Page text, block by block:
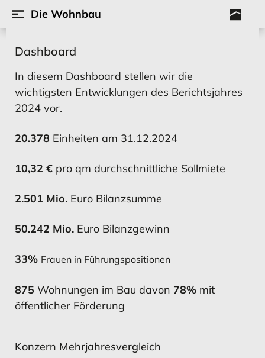
Konzern Bilanz
Konzern-Gewinn- und
Verlustrechnung
MEHR ERFAHREN
Wirtschaftliches Umfeld und
Umsatz
MEHR ERFAHREN
Die Wohnbau
Vorwort der Geschäftsleitung
Aktuelle Kennzahlen im Überblick
Informationen zum Geschäftsjahr
Übersicht aller Geschäftsberichte
Impressum
Dashboard
In diesem Dashboard stellen wir die
wichtigsten Entwicklungen des Berichtsjahres
2024 vor.
20.378 Einheiten am 31.12.2024
10,32 € pro qm durchschnittliche Sollmiete
2.501 Mio. Euro Bilanzsumme
50.242 Mio. Euro Bilanzgewinn
33% Frauen in Führungspositionen
875 Wohnungen im Bau davon 78% mit
öffentlicher Förderung
Konzern Mehrjahresvergleich
Konzern-Bilanz
Konzern-Gewinn- und
Verlustrechnung
MEHR ERFAHREN
Wirtschaftliches Umfeld und
Umsatz
MEHR ERFAHREN